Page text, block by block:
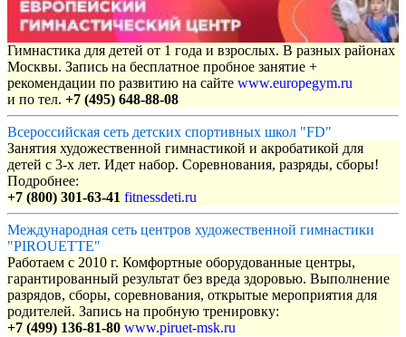
Гимнастика для детей от 1 года и взрослых. В разных районах
Москвы. Запись на бесплатное пробное занятие +
рекомендации по развитию на сайте www.europegym.ru
и по тел. +7 (495) 648-88-08
Всероссийская сеть детских спортивных школ "FD"
Занятия художественной гимнастикой и акробатикой для
детей с 3-х лет. Идет набор. Соревнования, разряды, сборы!
Подробнее:
+7 (800) 301-63-41 fitnessdeti.ru
Международная сеть центров художественной гимнастики
"PIROUETTE"
Работаем с 2010 г. Комфортные оборудованные центры,
гарантированный результат без вреда здоровью. Выполнение
разрядов, сборы, соревнования, открытые мероприятия для
родителей. Запись на пробную тренировку:
+7 (499) 136-81-80 www.piruet-msk.ru